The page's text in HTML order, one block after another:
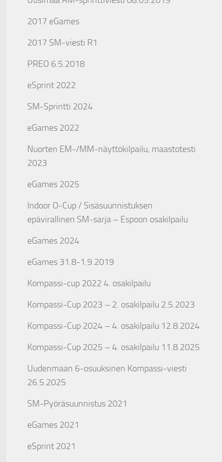
2017 eGames
2017 SM-viesti R1
PREO 6.5.2018
eSprint 2022
SM-Sprintti 2024
eGames 2022
Nuorten EM-/MM-näyttökilpailu, maastotesti
2023
eGames 2025
Indoor O-Cup / Sisäsuunnistuksen
epävirallinen SM-sarja – Espoon osakilpailu
eGames 2024
eGames 31.8-1.9.2019
Kompassi-cup 2022 4. osakilpailu
Kompassi-Cup 2023 – 2. osakilpailu 2.5.2023
Kompassi-Cup 2024 – 4. osakilpailu 12.8.2024
Kompassi-Cup 2025 – 4. osakilpailu 11.8.2025
Uudenmaan 6-osuuksinen Kompassi-viesti
26.5.2025
SM-Pyöräsuunnistus 2021
eGames 2021
eSprint 2021